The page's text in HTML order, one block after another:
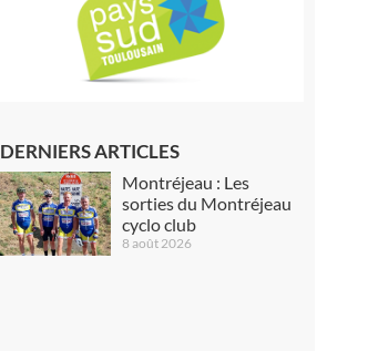
DERNIERS ARTICLES
Montréjeau : Les
sorties du Montréjeau
cyclo club
8 août 2026